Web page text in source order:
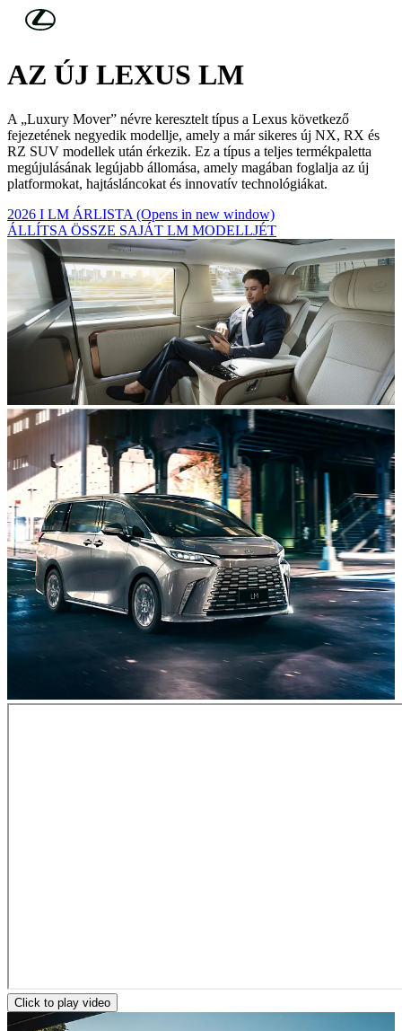
Skip to Main Content
SZEMÉLYESSÉ TESZI A LUXUST!
AZ ÚJ LEXUS LM
A „Luxury Mover” névre keresztelt típus a Lexus következő
fejezetének negyedik modellje, amely a már sikeres új NX, RX és
RZ SUV modellek után érkezik. Ez a típus a teljes termékpaletta
megújulásának legújabb állomása, amely magában foglalja az új
platformokat, hajtásláncokat és innovatív technológiákat.
2026 I LM ÁRLISTA (Opens in new window)
ÁLLÍTSA ÖSSZE SAJÁT LM MODELLJÉT
Click to play video